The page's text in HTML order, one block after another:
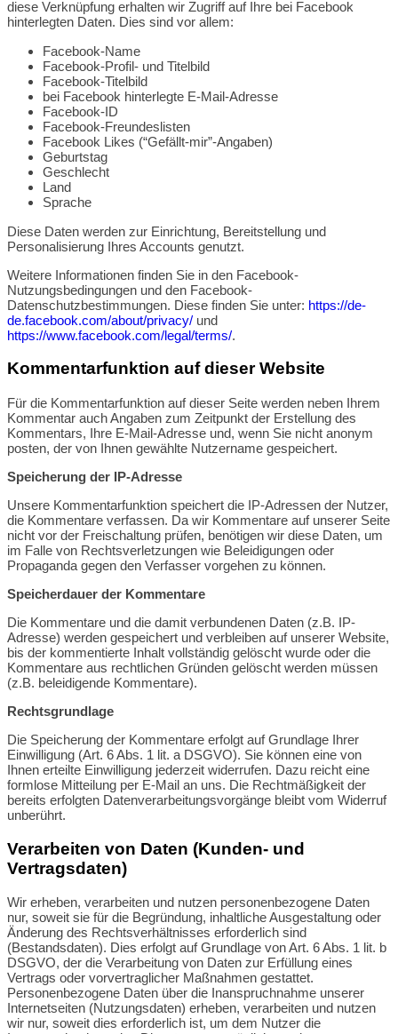
diese Verknüpfung erhalten wir Zugriff auf Ihre bei Facebook
hinterlegten Daten. Dies sind vor allem:
Facebook-Name
Facebook-Profil- und Titelbild
Facebook-Titelbild
bei Facebook hinterlegte E-Mail-Adresse
Facebook-ID
Facebook-Freundeslisten
Facebook Likes (“Gefällt-mir”-Angaben)
Geburtstag
Geschlecht
Land
Sprache
Diese Daten werden zur Einrichtung, Bereitstellung und
Personalisierung Ihres Accounts genutzt.
Weitere Informationen finden Sie in den Facebook-
Nutzungsbedingungen und den Facebook-
Datenschutzbestimmungen. Diese finden Sie unter: https://de-
de.facebook.com/about/privacy/ und
https://www.facebook.com/legal/terms/.
Kommentarfunktion auf dieser Website
Für die Kommentarfunktion auf dieser Seite werden neben Ihrem
Kommentar auch Angaben zum Zeitpunkt der Erstellung des
Kommentars, Ihre E-Mail-Adresse und, wenn Sie nicht anonym
posten, der von Ihnen gewählte Nutzername gespeichert.
Speicherung der IP-Adresse
Unsere Kommentarfunktion speichert die IP-Adressen der Nutzer,
die Kommentare verfassen. Da wir Kommentare auf unserer Seite
nicht vor der Freischaltung prüfen, benötigen wir diese Daten, um
im Falle von Rechtsverletzungen wie Beleidigungen oder
Propaganda gegen den Verfasser vorgehen zu können.
Speicherdauer der Kommentare
Die Kommentare und die damit verbundenen Daten (z.B. IP-
Adresse) werden gespeichert und verbleiben auf unserer Website,
bis der kommentierte Inhalt vollständig gelöscht wurde oder die
Kommentare aus rechtlichen Gründen gelöscht werden müssen
(z.B. beleidigende Kommentare).
Rechtsgrundlage
Die Speicherung der Kommentare erfolgt auf Grundlage Ihrer
Einwilligung (Art. 6 Abs. 1 lit. a DSGVO). Sie können eine von
Ihnen erteilte Einwilligung jederzeit widerrufen. Dazu reicht eine
formlose Mitteilung per E-Mail an uns. Die Rechtmäßigkeit der
bereits erfolgten Datenverarbeitungsvorgänge bleibt vom Widerruf
unberührt.
Verarbeiten von Daten (Kunden- und
Vertragsdaten)
Wir erheben, verarbeiten und nutzen personenbezogene Daten
nur, soweit sie für die Begründung, inhaltliche Ausgestaltung oder
Änderung des Rechtsverhältnisses erforderlich sind
(Bestandsdaten). Dies erfolgt auf Grundlage von Art. 6 Abs. 1 lit. b
DSGVO, der die Verarbeitung von Daten zur Erfüllung eines
Vertrags oder vorvertraglicher Maßnahmen gestattet.
Personenbezogene Daten über die Inanspruchnahme unserer
Internetseiten (Nutzungsdaten) erheben, verarbeiten und nutzen
wir nur, soweit dies erforderlich ist, um dem Nutzer die